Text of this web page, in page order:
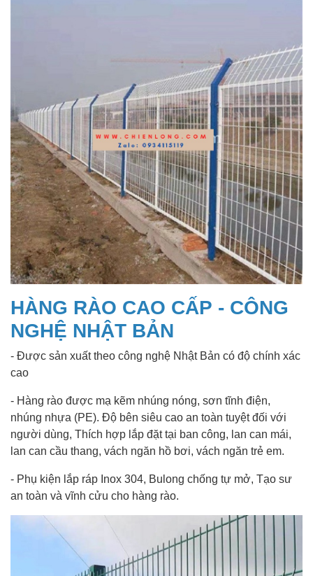
HÀNG RÀO CAO CẤP - CÔNG
NGHỆ NHẬT BẢN
- Được sản xuất theo công nghệ Nhật Bản có độ chính xác
cao
- Hàng rào được mạ kẽm nhúng nóng, sơn tĩnh điện,
nhúng nhựa (PE). Độ bên siêu cao an toàn tuyệt đối với
người dùng, Thích hợp lắp đặt tại ban công, lan can mái,
lan can cầu thang, vách ngăn hồ bơi, vách ngăn trẻ em.
- Phụ kiện lắp ráp Inox 304, Bulong chống tự mở, Tạo sư
an toàn và vĩnh cửu cho hàng rào.